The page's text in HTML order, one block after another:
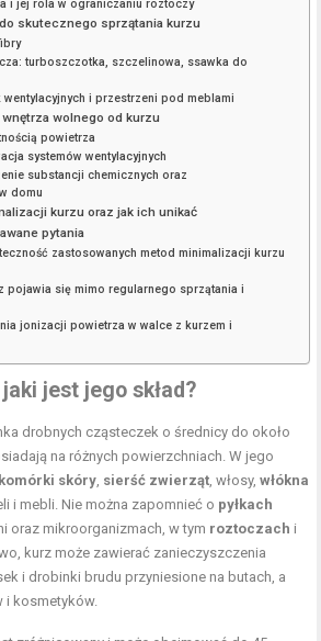
i jej rola w ograniczaniu roztoczy
skutecznego sprzątania kurzu
turboszczotka, szczelinowa, ssawka do
wentylacyjnych i przestrzeni pod meblami
wolnego od kurzu
powietrza
systemów wentylacyjnych
substancji chemicznych oraz
domu
kurzu oraz jak ich unikać
pytania
zastosowanych metod minimalizacji kurzu
pojawia się mimo regularnego sprzątania i
jonizacji powietrza w walce z kurzem i
jest jego skład?
drobnych cząsteczek o średnicy do około
na różnych powierzchniach. W jego
skóry, sierść zwierząt, włosy,włókna
i mebli. Nie można zapomnieć o pyłkach
oraz mikroorganizmach, w tym roztoczach i
kurz może zawierać zanieczyszczenia
i drobinki brudu przyniesione na butach, a
i kosmetyków.